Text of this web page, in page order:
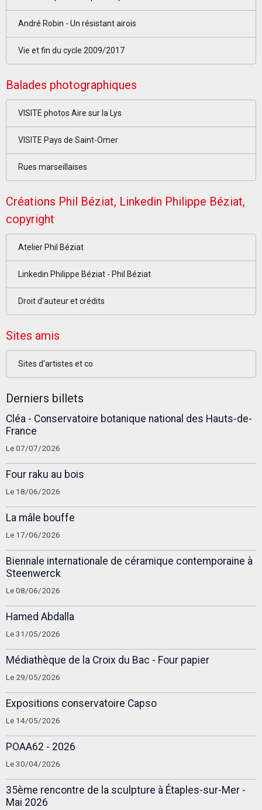
André Robin - Un résistant airois
Vie et fin du cycle 2009/2017
Balades photographiques
VISITE photos Aire sur la Lys
VISITE Pays de Saint-Omer
Rues marseillaises
Créations Phil Béziat, Linkedin Philippe Béziat,
copyright
Atelier Phil Béziat
Linkedin Philippe Béziat - Phil Béziat
Droit d'auteur et crédits
Sites amis
Sites d'artistes et co
Derniers billets
Cléa - Conservatoire botanique national des Hauts-de-
France
Le 07/07/2026
Four raku au bois
Le 18/06/2026
La mâle bouffe
Le 17/06/2026
Biennale internationale de céramique contemporaine à
Steenwerck
Le 08/06/2026
Hamed Abdalla
Le 31/05/2026
Médiathèque de la Croix du Bac - Four papier
Le 29/05/2026
Expositions conservatoire Capso
Le 14/05/2026
POAA62 - 2026
Le 30/04/2026
35ème rencontre de la sculpture à Étaples-sur-Mer -
Mai 2026